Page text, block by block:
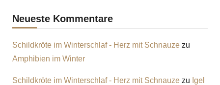
Neueste Kommentare
Schildkröte im Winterschlaf - Herz mit Schnauzezu
Amphibien im Winter
Schildkröte im Winterschlaf - Herz mit Schnauzezu Igel